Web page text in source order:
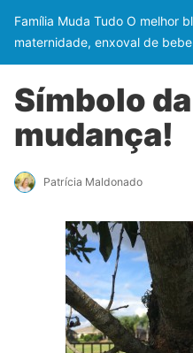
Família Muda Tudo O melhor
maternidade, enxoval de
Símbolo
mudança!
Patrícia Maldonado